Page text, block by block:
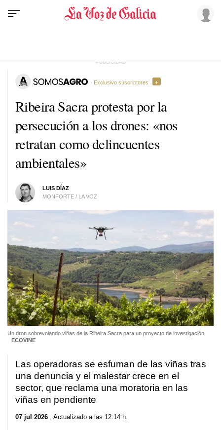
Ribeira Sacra protesta por la
persecución a los drones: «nos
retratan como delincuentes
ambientales»
LUIS DÍAZ
MONFORTE / LA VOZ
· Exclusivo suscriptores
Un dron sobrevolando viñas de la Ribeira Sacra para un proyecto de investigación
ECOVINE
Las operadoras se esfuman de las viñas tras
una denuncia y el malestar crece en el
sector, que reclama una moratoria en las
viñas en pendiente
07 jul 2026 . Actualizado a las 12:14 h.